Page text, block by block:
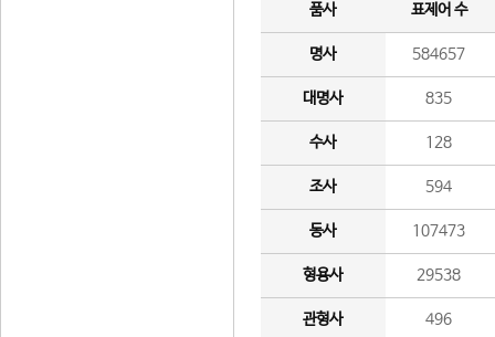
품사 표제어 수
명사 584657
대명사 835
수사 128
조사 594
동사 107473
형용사 29538
관형사 496